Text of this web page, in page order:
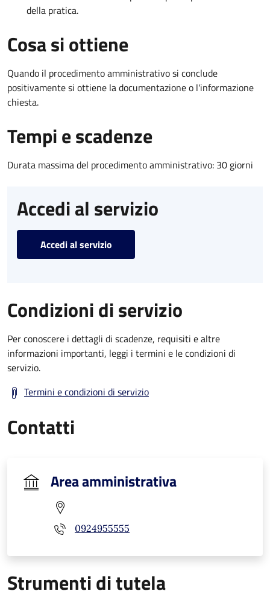
della pratica.
Cosa si ottiene
Quando il procedimento amministrativo si conclude
positivamente si ottiene la documentazione o l'informazione
chiesta.
Tempi e scadenze
Durata massima del procedimento amministrativo: 30 giorni
Accedi al servizio
Accedi al servizio
Condizioni di servizio
Per conoscere i dettagli di scadenze, requisiti e altre
informazioni importanti, leggi i termini e le condizioni di
servizio.
Termini e condizioni di servizio
Contatti
Area amministrativa
0924955555
Strumenti di tutela